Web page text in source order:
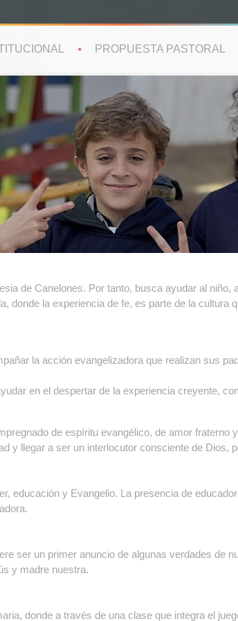
PROPUESTA PASTORAL
de Canelones. Por tanto, busca ayudar al
donde la experiencia de fe, es parte de la cultura
la acción evangelizadora que realizan sus
en el despertar de la experiencia creyente,
de espíritu evangélico, de amor fraterno
y llegar a ser un interlocutor consciente de
educación y Evangelio. La presencia de
ser un primer anuncio de algunas verdades de
y madre nuestra.
donde a través de una clase que integra el